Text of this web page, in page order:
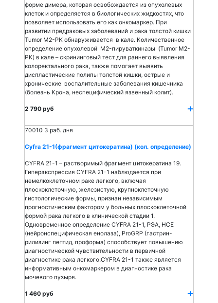
форме димера, которая освобождается из опухолевых
клеток и определяется в биологических жидкостях, что
позволяет использовать его как онкомаркер. При
развитии предраковых заболеваний и рака толстой кишки
Tumor M2-PK обнаруживается в кале. Количественное
определение опухолевой M2-пируваткиназы (Tumor M2-
PK) в кале – скрининговый тест для раннего выявления
колоректального рака, также помогает выявить
диспластические полипы толстой кишки, острые и
хронические воспалительные заболевания кишечника
(болезнь Крона, неспецифический язвенный колит).
2 790 руб
70010 3 раб. дня
Cyfra 21-1(фрагмент цитокератина) (кол. определение)
CYFRA 21-1 – растворимый фрагмент цитокератина 19.
Гиперэкспрессия CYFRA 21-1 наблюдается при
немелкоклеточном раке легкого, включая
плоскоклеточную, железистую, крупноклеточную
гистологические формы, признан независимым
прогностическим фактором у больных плоскоклеточной
формой рака легкого в клинической стадии 1.
Одновременное определение CYFRA 21-1, РЭА, НСЕ
(нейронспецифическая енолаза), ProGRP (гастрин-
рилизинг пептид, проформа) способствует повышению
диагностической чувствительности в первичной
диагностике рака легкого.CYFRA 21-1 также является
информативным онкомаркером в диагностике рака
мочевого пузыря.
1 460 руб